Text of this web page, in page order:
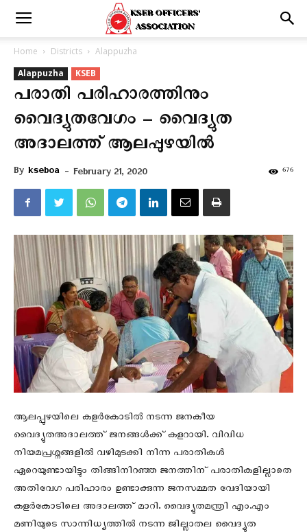
Home Districts
Alappuzha
Alappuzha
KSEB
പരാതി പരിഹാരത്തിനും
വൈദ്യുതവേഗം – വൈദ്യുത
അദാലത്ത് ആലപ്പുഴയിൽ
By kseboa - February 21, 2020 676
ആലപ്പുഴയിലെ കളർകോടിൽ നടന്ന ജനകീയ
വൈദ്യുതഅദാലത്ത് ജനങ്ങൾക്ക് കളറായി. വിവിധ
നിയമപ്രശ്നങ്ങളിൽ വഴിമുടക്കി നിന്ന പരാതികൾ
ഏറെയുണ്ടായിട്ടും തിങ്ങിനിറഞ്ഞ ജനത്തിന് പരാതികളില്ലാതെ
അതിവേഗ പരിഹാരം ഉണ്ടാക്കുന്ന ജനസമ്മത വേദിയായി
കളർകോടിലെ അദാലത്ത് മാറി. വൈദ്യുതമന്ത്രി എം.എം
മണിയുടെ സാന്നിധ്യത്തിൽ നടന്ന ജില്ലാതല വൈദ്യുത